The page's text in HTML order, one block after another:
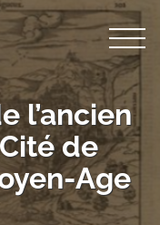
l’ancien
de
Age